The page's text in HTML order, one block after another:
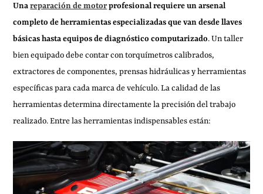
Unareparación de motorprofesional requiere un arsenal
completo de herramientas especializadas que van desde llaves
básicas hasta equipos de diagnóstico computarizado. Un taller
bien equipado debe contar con torquímetros calibrados,
extractores de componentes, prensas hidráulicas y herramientas
específicas para cada marca de vehículo. La calidad de las
herramientas determina directamente la precisión del trabajo
realizado. Entre las herramientas indispensables están: